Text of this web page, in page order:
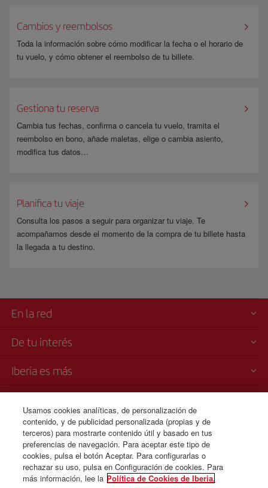
procedimiento de pago, volverás directamente a la página de
confirmación de reserva de Iberia.
Cambios y reembolsos
Toda la información sobre cómo modificar la fecha o el horario de
tu vuelo, y cómo obtener el reembolso de tu billete.
Gestiona tu reserva
Cambia tus fechas, confirma o cancela tu vuelo, tramita el
reembolso en bono, añade maletas, elige o cambia asiento,
modifica tus datos…
Planifica tu viaje
Consulta los pasos a seguir para organizar tu viaje. Te
acompañamos desde el momento de la compra de tu billete hasta
la llegada a tu destino.
En la red
De tu interés
Iberia es más
Venta telefónica
+507 3 084 260
Lunes a domingo 00:00 - 24:00 horas ( español e inglés).
Usamos cookies analíticas, de personalización de
contenido, y de publicidad personalizada (propias y de
terceros) para mostrarte contenido útil y basado en tus
preferencias de navegación. Para aceptar este tipo de
cookies, pulsa el botón Aceptar. Para configurarlas o
rechazar su uso, pulsa en Configuración de cookies. Para
más información, lee la Política de Cookies de Iberia.